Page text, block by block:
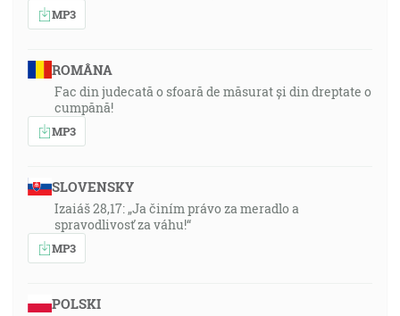
MP3
ROMÂNA
Fac din judecată o sfoară de măsurat și din dreptate o
cumpănă!
MP3
SLOVENSKY
Izaiáš 28,17: „Ja činím právo za meradlo a
spravodlivosť za váhu!“
MP3
POLSKI